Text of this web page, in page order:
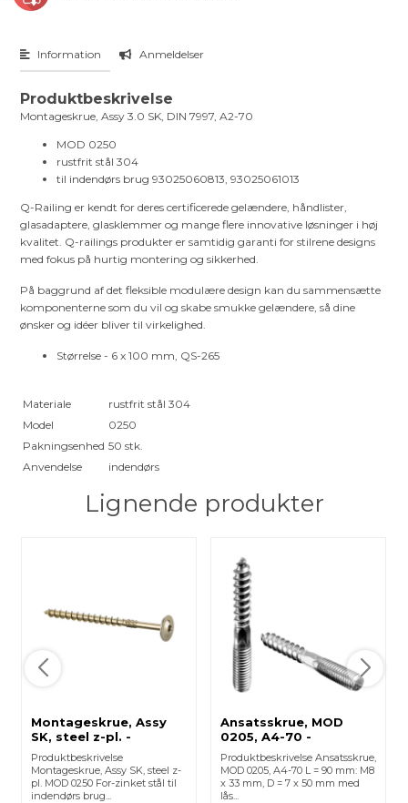
Information Anmeldelser
Produktbeskrivelse
Montageskrue, Assy 3.0 SK, DIN 7997, A2-70
MOD 0250
rustfrit stål 304
til indendørs brug 93025060813, 93025061013
Q-Railing er kendt for deres certificerede gelændere, håndlister,
glasadaptere, glasklemmer og mange flere innovative løsninger i høj
kvalitet. Q-railings produkter er samtidig garanti for stilrene designs
med fokus på hurtig montering og sikkerhed.
På baggrund af det fleksible modulære design kan du sammensætte
komponenterne som du vil og skabe smukke gelændere, så dine
ønsker og idéer bliver til virkelighed.
Størrelse - 6 x 100 mm, QS-265
Materiale
rustfrit stål 304
Model
0250
Pakningsenhed 50 stk.
Anvendelse
indendørs
Lignende produkter
Montageskrue, Assy
SK, steel z-pl. -
(250250808) 250250-
808 - 50 Stk.
Produktbeskrivelse
Montageskrue, Assy SK, steel z-
pl. MOD 0250 For-zinket stål til
indendørs brug...
Ansatsskrue, MOD
0205, A4-70 -
(240205090) 240205-
090 - 1 Stk.
Produktbeskrivelse Ansatsskrue,
MOD 0205, A4-70 L = 90 mm: M8
x 33 mm, D = 7 x 50 mm med
lås...